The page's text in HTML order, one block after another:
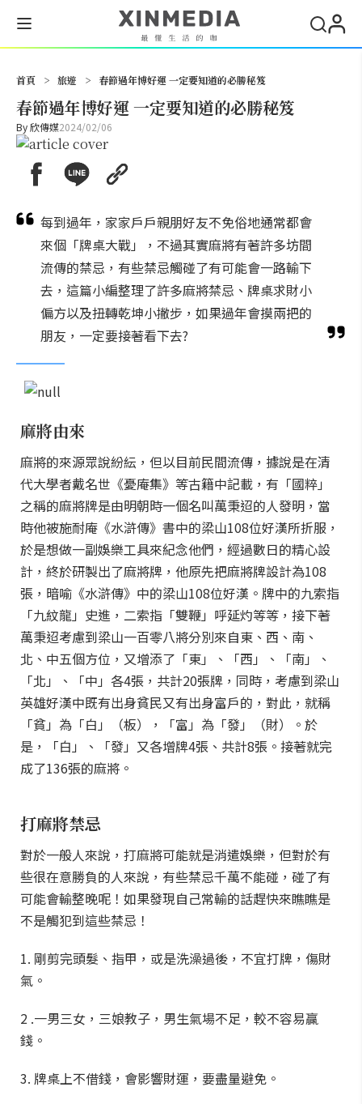
首頁 > 旅遊 > 春節過年博好運 一定要知道的必勝秘笈
春節過年博好運 一定要知道的必勝秘笈
By欣傳媒2024/02/06
每到過年，家家戶戶親朋好友不免俗地通常都會
來個「牌桌大戰」，不過其實麻將有著許多坊間
流傳的禁忌，有些禁忌觸碰了有可能會一路輸下
去，這篇小編整理了許多麻將禁忌、牌桌求財小
偏方以及扭轉乾坤小撇步，如果過年會摸兩把的
朋友，一定要接著看下去?
麻將由來
麻將的來源眾說紛紜，但以目前民間流傳，據說是在清
代大學者戴名世《憂庵集》等古籍中記載，有「國粹」
之稱的麻將牌是由明朝時一個名叫萬秉迢的人發明，當
時他被施耐庵《水滸傳》書中的梁山108位好漢所折服，
於是想做一副娛樂工具來紀念他們，經過數日的精心設
計，終於研製出了麻將牌，他原先把麻將牌設計為108
張，暗喻《水滸傳》中的梁山108位好漢。牌中的九索指
「九紋龍」史進，二索指「雙鞭」呼延灼等等，接下著
萬秉迢考慮到梁山一百零八將分別來自東、西、南、
北、中五個方位，又增添了「東」、「西」、「南」、
「北」、「中」各4張，共計20張牌，同時，考慮到梁山
英雄好漢中既有出身貧民又有出身富戶的，對此，就稱
「貧」為「白」（板），「富」為「發」（財）。於
是，「白」、「發」又各增牌4張、共計8張。接著就完
成了136張的麻將。
打麻將禁忌
對於一般人來說，打麻將可能就是消遣娛樂，但對於有
些很在意勝負的人來說，有些禁忌千萬不能碰，碰了有
可能會輸整晚呢！如果發現自己常輸的話趕快來瞧瞧是
不是觸犯到這些禁忌！
1. 剛剪完頭髮、指甲，或是洗澡過後，不宜打牌，傷財
氣。
2 .一男三女，三娘教子，男生氣場不足，較不容易贏
錢。
3. 牌桌上不借錢，會影響財運，要盡量避免。